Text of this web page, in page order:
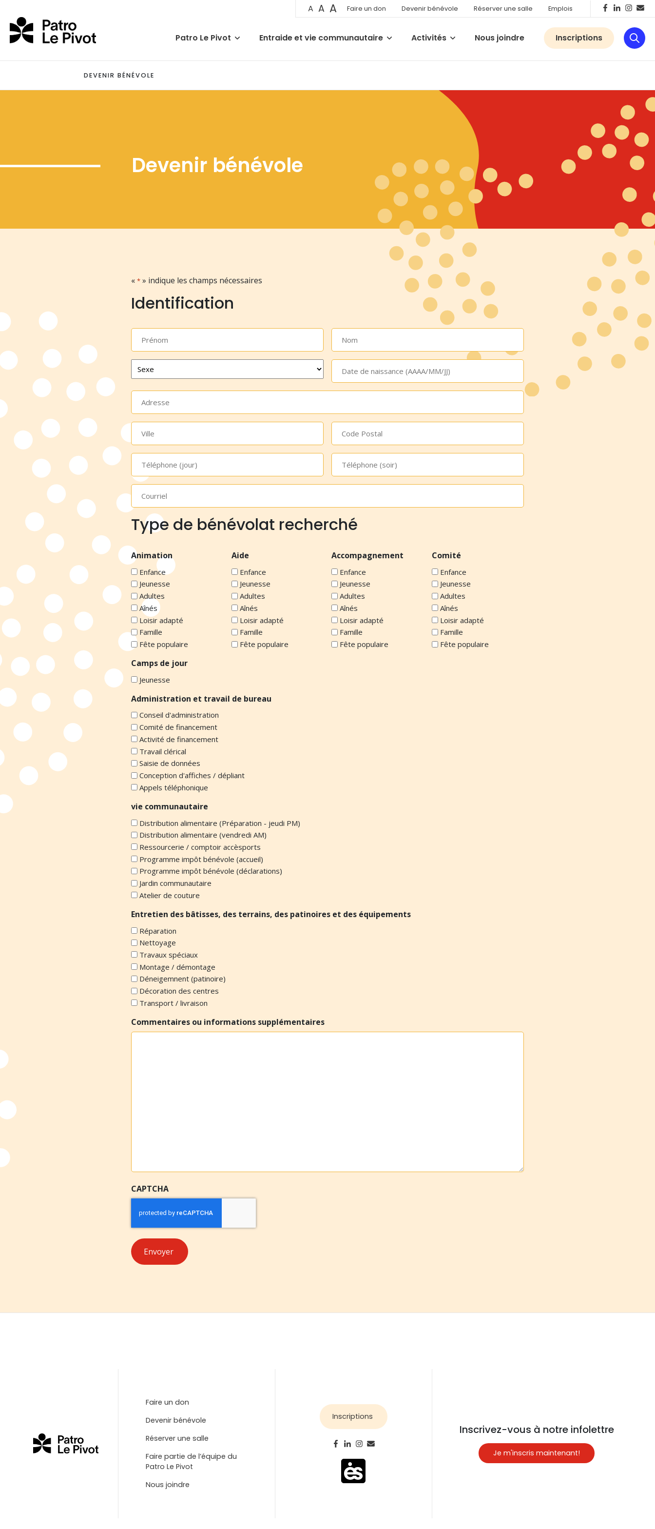
A A A Faire un don Devenir bénévole Réserver une salle Emplois
Patro Le Pivot Entraide et vie communautaire Activités Nous joindre Inscriptions
DEVENIR BÉNÉVOLE
Devenir bénévole
« * » indique les champs nécessaires
Identification
Prénom Nom
Sexe
*
Date
naissance
Adresse
Ville
Code
Postal
*
Téléphone
(jour)
Téléphone
(soir)
Courriel
Type de bénévolat recherché
Animation
Enfance
Jeunesse
Adultes
Aînés
Loisir adapté
Famille
Fête populaire
Aide
Enfance
Jeunesse
Adultes
Aînés
Loisir adapté
Famille
Fête populaire
Accompagnement
Enfance
Jeunesse
Adultes
Aînés
Loisir adapté
Famille
Fête populaire
Comité
Enfance
Jeunesse
Adultes
Aînés
Loisir adapté
Famille
Fête populaire
Camps de jour
Jeunesse
Administration et travail de bureau
Conseil d'administration
Comité de financement
Activité de financement
Travail clérical
Saisie de données
Conception d'affiches / dépliant
Appels téléphonique
vie communautaire
Distribution alimentaire (Préparation - jeudi PM)
Distribution alimentaire (vendredi AM)
Ressourcerie / comptoir accèsports
Programme impôt bénévole (accueil)
Programme impôt bénévole (déclarations)
Jardin communautaire
Atelier de couture
Entretien des bâtisses, des terrains, des patinoires et des équipements
Réparation
Nettoyage
Travaux spéciaux
Montage / démontage
Déneigemnent (patinoire)
Décoration des centres
Transport / livraison
Commentaires ou informations supplémentaires
CAPTCHA
Envoyer
Faire un don
Devenir bénévole
Réserver une salle
Faire partie de l’équipe du
Patro Le Pivot
Nous joindre
Inscriptions
Inscrivez-vous à notre infolettre
Je m'inscris maintenant!